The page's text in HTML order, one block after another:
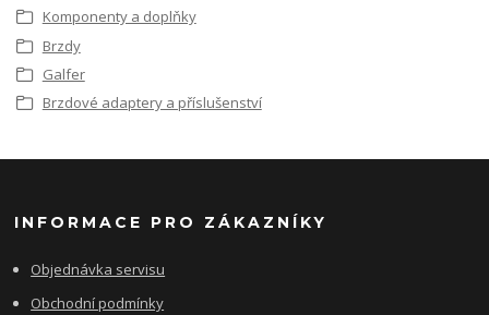
Komponenty a doplňky
Brzdy
Galfer
Brzdové adaptery a příslušenství
INFORMACE PRO ZÁKAZNÍKY
Objednávka servisu
Obchodní podmínky